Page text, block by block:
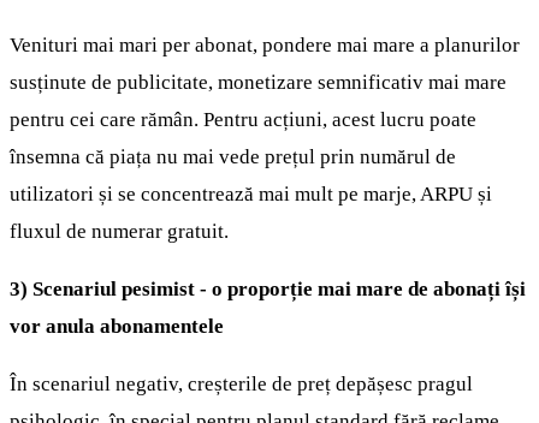
Venituri mai mari per abonat, pondere mai mare a planurilor
susținute de publicitate, monetizare semnificativ mai mare
pentru cei care rămân. Pentru acțiuni, acest lucru poate
însemna că piața nu mai vede prețul prin numărul de
utilizatori și se concentrează mai mult pe marje, ARPU și
fluxul de numerar gratuit.
3) Scenariul pesimist - o proporție mai mare de abonați își
vor anula abonamentele
În scenariul negativ, creșterile de preț depășesc pragul